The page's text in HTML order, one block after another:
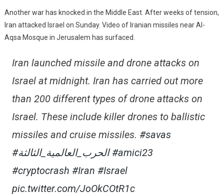
Attacked
Israel
Morning
Another war has knocked in the Middle East. After weeks of tension,
Iran attacked Israel on Sunday. Video of Iranian missiles near Al-
Aqsa Mosque in Jerusalem has surfaced.
Iran launched missile and drone attacks on
Israel at midnight. Iran has carried out more
than 200 different types of drone attacks on
Israel. These include killer drones to ballistic
missiles and cruise missiles. #savas
#الحرب_العالمية_الثالثة #amici23
#cryptocrash #Iran #Israel
pic.twitter.com/JoOkCOtR1c